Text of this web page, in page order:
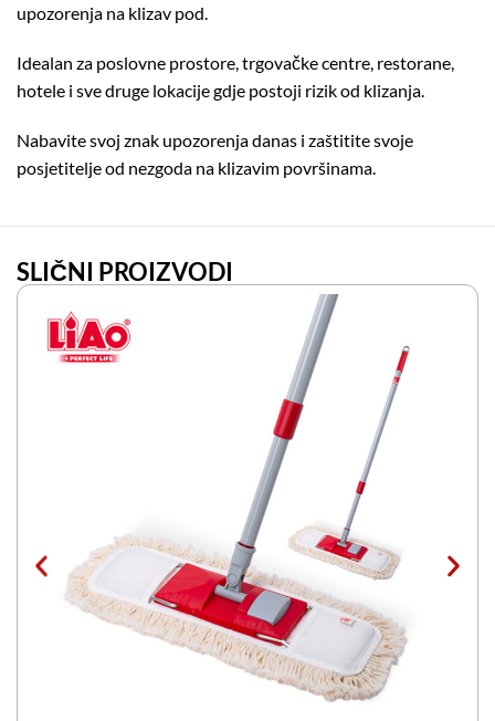
upozorenja na klizav pod.
Idealan za poslovne prostore, trgovačke centre, restorane,
hotele i sve druge lokacije gdje postoji rizik od klizanja.
Nabavite svoj znak upozorenja danas i zaštitite svoje
posjetitelje od nezgoda na klizavim površinama.
SLIČNI PROIZVODI